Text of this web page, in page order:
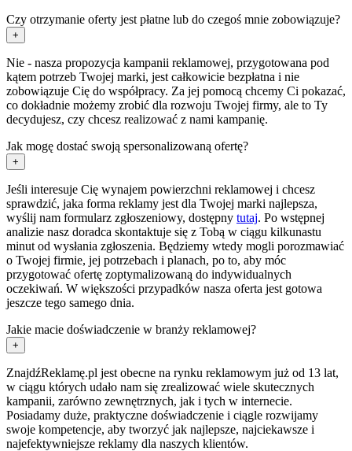
Czy otrzymanie oferty jest płatne lub do czegoś mnie zobowiązuje?
+
Nie - nasza propozycja kampanii reklamowej, przygotowana pod
kątem potrzeb Twojej marki, jest całkowicie bezpłatna i nie
zobowiązuje Cię do współpracy. Za jej pomocą chcemy Ci pokazać,
co dokładnie możemy zrobić dla rozwoju Twojej firmy, ale to Ty
decydujesz, czy chcesz realizować z nami kampanię.
Jak mogę dostać swoją spersonalizowaną ofertę?
+
Jeśli interesuje Cię wynajem powierzchni reklamowej i chcesz
sprawdzić, jaka forma reklamy jest dla Twojej marki najlepsza,
wyślij nam formularz zgłoszeniowy, dostępny tutaj. Po wstępnej
analizie nasz doradca skontaktuje się z Tobą w ciągu kilkunastu
minut od wysłania zgłoszenia. Będziemy wtedy mogli porozmawiać
o Twojej firmie, jej potrzebach i planach, po to, aby móc
przygotować ofertę zoptymalizowaną do indywidualnych
oczekiwań. W większości przypadków nasza oferta jest gotowa
jeszcze tego samego dnia.
Jakie macie doświadczenie w branży reklamowej?
+
ZnajdźReklamę.pl jest obecne na rynku reklamowym już od 13 lat,
w ciągu których udało nam się zrealizować wiele skutecznych
kampanii, zarówno zewnętrznych, jak i tych w internecie.
Posiadamy duże, praktyczne doświadczenie i ciągle rozwijamy
swoje kompetencje, aby tworzyć jak najlepsze, najciekawsze i
najefektywniejsze reklamy dla naszych klientów.